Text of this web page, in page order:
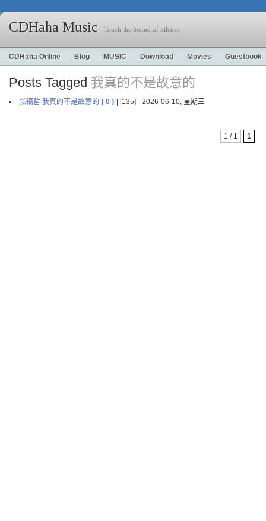
CDHaha Music Touch the Sound of Silence
CDHaha Online Blog MUSIC Download Movies Guestbook
Posts Tagged 我真的不是故意的
张镐哲 我真的不是故意的 { 0 } | [135] - 2026-06-10, 星期三
1 / 1 1